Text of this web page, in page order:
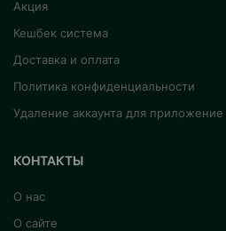
Акция
Кешбек система
Доставка и оплата
Политика конфиденциальности
Удаление аккаунта для приложение
КОНТАКТЫ
О нас
О сайте